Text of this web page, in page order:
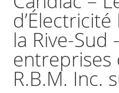
la Rive-Sud
entreprises
R.B.M. Inc.